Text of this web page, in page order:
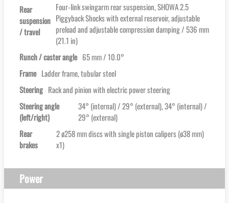
Rear
suspension
/ travel
Four-link swingarm rear suspension, SHOWA 2.5
Piggyback Shocks with external reservoir, adjustable
preload and adjustable compression damping / 536 mm
(21.1 in)
Runch / caster angle 65 mm / 10.0°
Frame Ladder frame, tubular steel
Steering Rack and pinion with electric power steering
Steering angle
(left/right)
34° (internal) / 29° (external), 34° (internal) /
29° (external)
Rear
brakes
2 ø258 mm discs with single piston calipers (ø38 mm)
x1)
Power